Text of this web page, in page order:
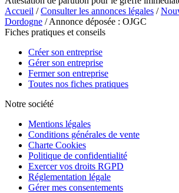
Accueil /Consulter les annonces légales /
Dordogne / Annonce déposée : OJGC
Fiches pratiques et conseils
Créer son entreprise
Gérer son entreprise
Fermer son entreprise
Toutes nos fiches pratiques
Notre société
Mentions légales
Conditions générales de vente
Charte Cookies
Politique de confidentialité
Exercer vos droits RGPD
Réglementation légale
Gérer mes consentements